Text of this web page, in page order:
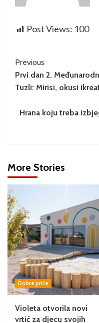
Post Views: 100
Previous
Prvi dan 2.
Tuzli: Mirisi, okusi
Hrana koju treba
More Stories
Dobre priče
Violeta otvorila novi
vrtić za djecu svojih